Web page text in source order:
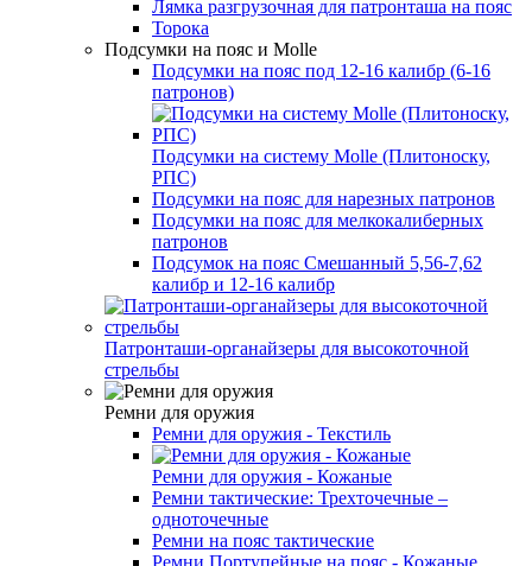
Лямка разгрузочная для патронташа на пояс
Торока
Подсумки на пояс и Molle
Подсумки на пояс под 12-16 калибр (6-16
патронов)
Подсумки на систему Molle (Плитоноску,
РПС)
Подсумки на пояс для нарезных патронов
Подсумки на пояс для мелкокалиберных
патронов
Подсумок на пояс Смешанный 5,56-7,62
калибр и 12-16 калибр
Патронташи-органайзеры для высокоточной
стрельбы
Ремни для оружия
Ремни для оружия - Текстиль
Ремни для оружия - Кожаные
Ремни тактические: Трехточечные –
одноточечные
Ремни на пояс тактические
Ремни Портупейные на пояс - Кожаные